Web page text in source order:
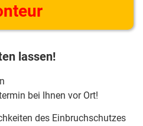
lassen!
bei Ihnen vor Ort!
des Einbruchschutzes